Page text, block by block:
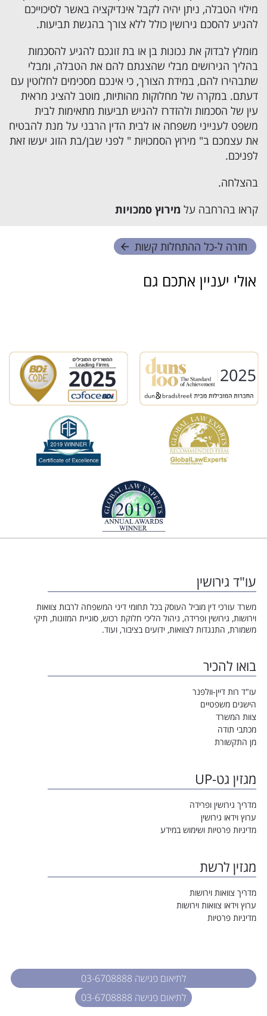
מילוי הטבלה, ניתן יהיה לקבל אינדיקציה באשר לסיכוייכם
להגיע להסכם גירושין כולל ללא צורך בהגשת תביעות.
מומלץ לבדוק את נכונות בן או בת זוגכם להגיע להסכמות
בהליך הגירושים מבלי שהצגתם להם את הטבלה, ומבלי
שתבהירו להם, במידת הצורך, כי אינכם מסכימים לחלוטין עם
דעתם. במקרה של מחלוקות מהותיות, מוטב להציג מראית
עין של הסכמות ולהזדרז להגיש תביעות מתאימות לבית
משפט לענייני משפחה או לבית הדין הרבני על מנת להבטיח
את עצמכם ב" מירוץ הסמכויות " לפני שבן/בת הזוג יעשו זאת
לפניכם.
בהצלחה.
קראו בהרחבה על מירוץ סמכויות
חזרה ל-כל ההתחלות קשות
אולי יעניין אתכם גם
עו"ד גירושין
משרד עורכי דין מוביל העוסק בכל תחומי דיני המשפחה לרבות צוואות
וירושות, גירושין ופרידה, ניהול הליכי חלוקת רכוש, סוגיית המזונות, תיקי
משמורת, התנגדות לצוואות, ידועים בציבור, ועוד.
בואו להכיר
עו"ד רות דיין-וולפנר
הישגים משפטיים
צוות המשרד
מכתבי תודה
מן התקשורת
מגזין גט-UP
מדריך גירושין ופרידה
ערוץ וידאו גירושין
מדיניות פרטיות ושימוש במידע
מגזין לרשת
מדריך צוואות וירושות
ערוץ וידאו צוואות וירושות
מדיניות פרטיות
לתיאום פגישה 03-6708888
לתיאום פגישה 03-6708888